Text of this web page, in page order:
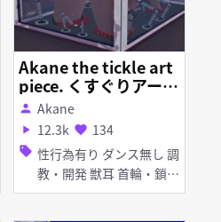
Akane the tickle art
piece. くすぐりアート
のあかね。
person Akane
play_arrow 12.3k favorite 134
sell 性行為有り ダンス無し 調
教・開発 獣耳 首輪・鎖・
拘束具 くぱぁ 拘束